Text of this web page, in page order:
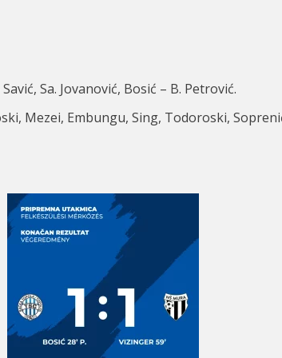
Sa. Jovanović, Bosić – B. Petrović.
Mezei, Embungu, Sing, Todoroski,